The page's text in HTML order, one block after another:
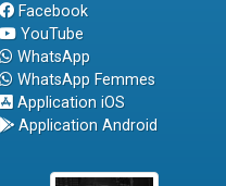
Facebook
YouTube
WhatsApp
WhatsApp Femmes
Application iOS
Application Android